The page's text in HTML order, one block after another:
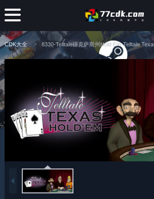
CDK大全 8330-Telltale得克萨斯州Hold Em-Telltale